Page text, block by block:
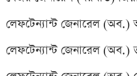
লেফটেন্যান্ট জেনারেল
লেফটেন্যান্ট জেনারেল (অব.)